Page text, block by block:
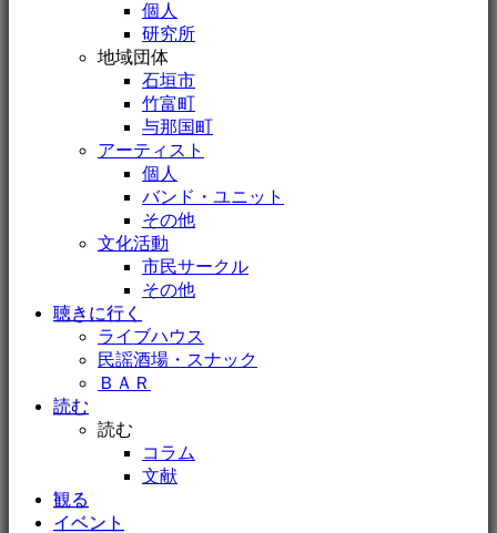
個人
研究所
地域団体
石垣市
竹富町
与那国町
アーティスト
個人
バンド・ユニット
その他
文化活動
市民サークル
その他
聴きに行く
ライブハウス
民謡酒場・スナック
ＢＡＲ
読む
読む
コラム
文献
観る
イベント